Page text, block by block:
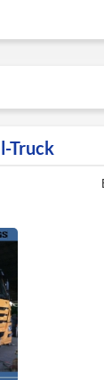
Truck